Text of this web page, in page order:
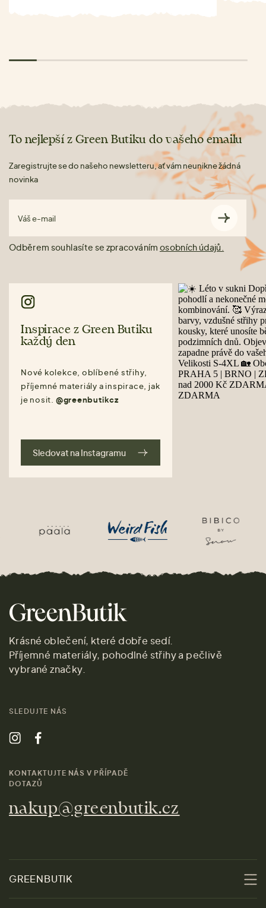
To nejlepší z Green Butiku do vašeho emailu
Zaregistrujte se do našeho newsletteru, ať vám neunikne žádná
novinka
Váš e-mail
Odběrem souhlasíte se zpracováním osobních údajů.
Inspirace z Green Butiku
každý den
Nové kolekce, oblíbené střihy,
příjemné materiály a inspirace, jak
je nosit. @greenbutikcz
Sledovat na Instagramu
Krásné oblečení, které dobře sedí.
Příjemné materiály, pohodlné střihy a pečlivě
vybrané značky.
SLEDUJTE NÁS
KONTAKTUJTE NÁS V PŘÍPADĚ
DOTAZŮ
nakup@greenbutik.cz
GREENBUTIK